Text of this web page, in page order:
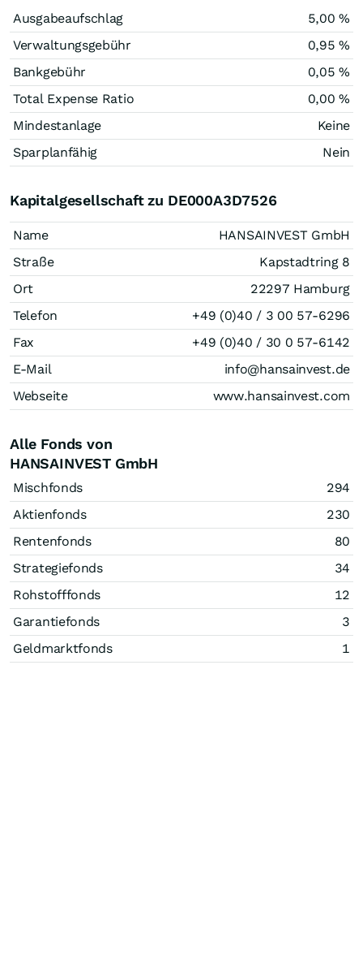
Ausgabeaufschlag
5,00 %
Verwaltungsgebühr
0,95 %
Bankgebühr
0,05 %
Total Expense Ratio
0,00 %
Mindestanlage
Keine
Sparplanfähig
Nein
Kapitalgesellschaft zu DE000A3D7526
Name
HANSAINVEST GmbH
Straße
Kapstadtring 8
Ort
22297 Hamburg
Telefon
+49 (0)40 / 3 00 57-6296
Fax
+49 (0)40 / 30 0 57-6142
E-Mail
info@hansainvest.de
Webseite
www.hansainvest.com
Alle Fonds von
HANSAINVEST GmbH
Mischfonds
294
Aktienfonds
230
Rentenfonds
80
Strategiefonds
34
Rohstofffonds
12
Garantiefonds
3
Geldmarktfonds
1